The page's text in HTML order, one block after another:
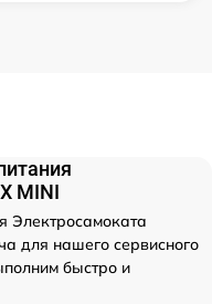
MINI
Электросамоката
для нашего сервисного
быстро и